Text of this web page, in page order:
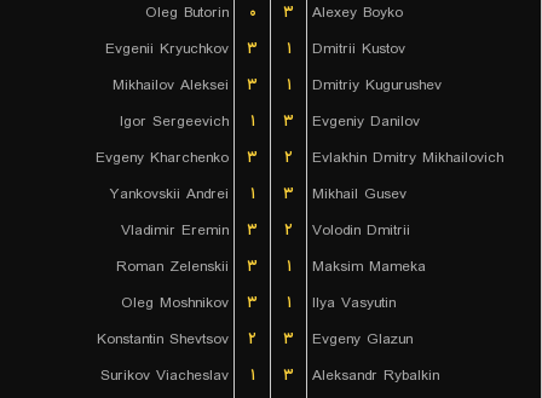
Oleg Butorin
۰ ۳
Alexey Boyko
Evgenii Kryuchkov
۳ ۱
Dmitrii Kustov
Mikhailov Aleksei
۳ ۱
Dmitriy Kugurushev
Igor Sergeevich
۱ ۳
Evgeniy Danilov
Evgeny Kharchenko
۳ ۲
Evlakhin Dmitry Mikhailovich
Yankovskii Andrei
۱ ۳
Mikhail Gusev
Vladimir Eremin
۳ ۲
Volodin Dmitrii
Roman Zelenskii
۳ ۱
Maksim Mameka
Oleg Moshnikov
۳ ۱
Ilya Vasyutin
Konstantin Shevtsov
۲ ۳
Evgeny Glazun
Surikov Viacheslav
۱ ۳
Aleksandr Rybalkin